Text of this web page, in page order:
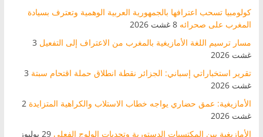
كولومبيا تسحب اعترافها بالجمهورية العربية الوهمية وتعترف بسيادة
المغرب على صحرائه 8 غشت 2026
مسار ترسيم اللغة الأمازيغية بالمغرب من الاعتراف إلى التفعيل 3
غشت 2026
تقرير استخباراتي إسباني: الجزائر نقطة انطلاق حملة اقتحام سبتة 3
غشت 2026
الأمازيغية: عمق حضاري يواجه خطاب الاستلاب والكراهية المتزايدة 2
غشت 2026
الأمازيغية بين المكتسبات الدستورية وتحديات الولوج الفعلي
29 يوليوز